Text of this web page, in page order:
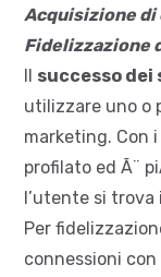
Acquisizione
Fidelizzazione
Il successo dei
utilizzare uno o
marketing. Con
profilato ed Ã¨
l’utente si
Per
connessioni